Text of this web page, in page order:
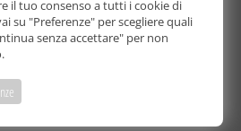
supporto è proibita.
registrata. Autorizzazione del
n° 32 del 21/10/2003
il tuo consenso a tutti i cookie di
su "Preferenze" per scegliere quali
senza accettare" per non